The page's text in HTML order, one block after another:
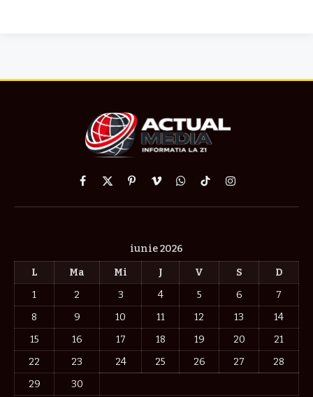
Facebook
X
PinterestVimeoWhatsApp
TikTokInstagram
iunie 2026
L
Ma Mi J V S
D
1
2 3 4 5 6
7
8
9 10 11 12 13
14
15
16 17 18 19 20
21
22
23 24 25 26 27
28
29
30